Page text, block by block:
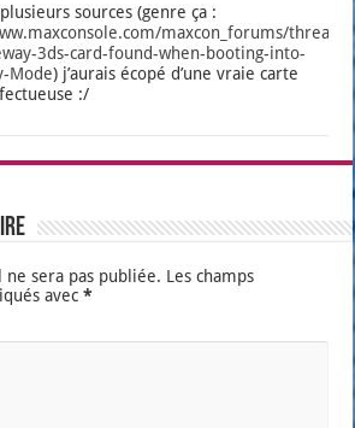
plu­sieurs sources (genre ça :
maxcon_forums/
3ds-card-found-when-booting-into-
Mode) j’au­rais éco­pé d’une vraie carte
:/
sera pas publiée. Les champs
avec*